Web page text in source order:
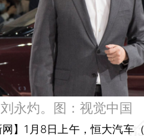
永灼。图：视觉中国
】 1月8日上午，恒大汽车（